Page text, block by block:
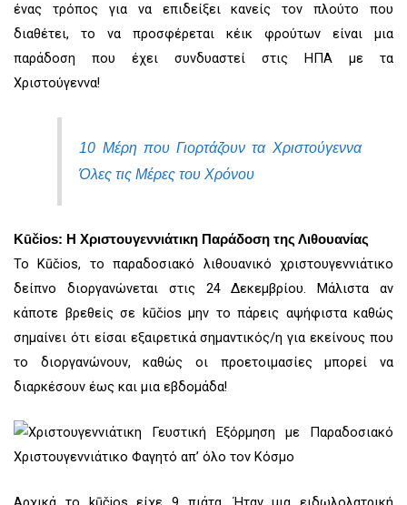
ένας τρόπος για να επιδείξει κανείς τον πλούτο που
διαθέτει, το να προσφέρεται κέικ φρούτων είναι μια
παράδοση που έχει συνδυαστεί στις ΗΠΑ με τα
Χριστούγεννα!
10 Μέρη που Γιορτάζουν τα Χριστούγεννα
Όλες τις Μέρες του Χρόνου
Kūčios: Η Χριστουγεννιάτικη Παράδοση της Λιθουανίας
Το Kūčios, το παραδοσιακό λιθουανικό χριστουγεννιάτικο
δείπνο διοργανώνεται στις 24 Δεκεμβρίου. Μάλιστα αν
κάποτε βρεθείς σε kūčios μην το πάρεις αψήφιστα καθώς
σημαίνει ότι είσαι εξαιρετικά σημαντικός/η για εκείνους που
το διοργανώνουν, καθώς οι προετοιμασίες μπορεί να
διαρκέσουν έως και μια εβδομάδα!